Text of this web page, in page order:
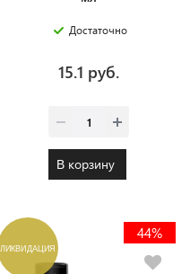
Достаточно
15.1 руб.
В корзину
ЛИКВИДАЦИЯ
44%